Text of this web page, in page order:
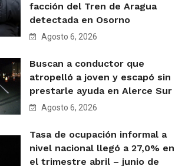
facción del Tren de Aragua
detectada en Osorno
Agosto 6, 2026
Buscan a conductor que
atropelló a joven y escapó sin
prestarle ayuda en Alerce Sur
Agosto 6, 2026
Tasa de ocupación informal a
nivel nacional llegó a 27,0% en
el trimestre abril – junio de